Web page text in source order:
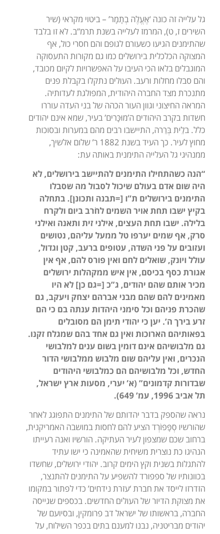
גל עלייה זה כונה ‘אֶעֱלֶה בְתָמָר’ – ביטוי מקראי (שיר
השירים ז, ט), המרמז לעלייה בשנת תרמ”ב. לא זו בלבד
שהתימנים הגיעו כשעורם לגופם והם חסרי כול, אף
המצוקה הכלכלית בירושלים כמו גם מקורות התעסוקה
המוגבלים בלאו הכי העיבו על האפשרויות לקיום מכובד,
והם סבלו מחלות ורעב. העולים נתקלו בקבלת פנים
מתנכרת מצד החברה היהודית, המפולגת לעדותיה.
המראה החיצוני וגוון העור הכהה של בני העדה עוררו
חשדות בקרב היהודים ה’מוּכָּרים’ בעיר, שמא אינם יהודים
כלל. בלֵית בְּרֵרה, התיישבו רבים מהם במערות ובסוכות
מחוץ לעיר. כך העיד בשנת 1882 ר’ שלום אלשיך,
ממנהיגי גל העלייה התימנית באותה עת:
“הנה כשהתחילו התימנים להתיישב בירושלים, לא
היה שום אדם בעולם שיכול לסבול מה שסבלו
התימנים בירושלים ת”ו [=תבנה ותכונן]. בתחלה
בקיץ ישבו תחת אויר השמים לחֹרב ביום ולקרח
בלילה. ישבו תחת העצים, אילני זית ותאנה ואילני
סרק, אף שמים יערפו טל ממעל עליהם, נטושים
ועזובים על פני השדה, עטופים ברעב, קטן וגדול,
עולל ויונק, שואלים לחם ואין פורס להם, אף אין
אגורת כסף בכיסם, אין איש ממקהלות ירושלים
מכיר אותם שהם יהודים, ג”כ [=גם כן] לא היו
מאמינים להם שהם מבני אברהם יצחק ויעקב, גם
שהכרת פניהם וכל סימני היהדות ענתה בם כי הם
זרע בירך ה’. יען כי יהודי תימן הם מסובלים
בפאותיהם הארוכות ואין גם אחד בהם שמגלח זקנו.
גם מלבושיהם אינם דומין בשום ענים למלבושי
הנכרים, ואין עליהם שום מלבוש ממלבושי הדור
החדש, וכל מלבושיהם הם כמלבושי היהודים
שבדורות קדמונים” (א’ יערי, מסעות ארץ ישראל,
תל אביב 1996, עמ’ 649).
נראה שהספק בדבר יהדותם של התימנים התפוגג לאחר
שהורשיו סְפָּפוֹרְד הציע להם לחסות במושבה האמריקנית,
ברחוב שכם שמצפון לעיר העתיקה. הורשיו ואנה רעייתו
הנהיגו כת נוצרית משיחית שהאמינה כי ישו עתיד
להתגלות בשנית וקץ הימים קרוב. יהודי ירושלים, שחשדו
בכוונותיו של ספפורד להשפיע על התימנים להתנצר,
הזדרזו לייסד את חברת ‘עזרת נידחים’ כדי לפתור במקומו
את מצוקת הדיור של העולים החדשים. בכספים שגייסה
החברה, בראשותו של ישראל דב פרומקין, ובסיועם של
יהודים מבריטניה, נבנו למענם בתים בכפר השילוח, על